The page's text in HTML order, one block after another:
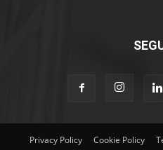
Privacy Policy Cookie Policy